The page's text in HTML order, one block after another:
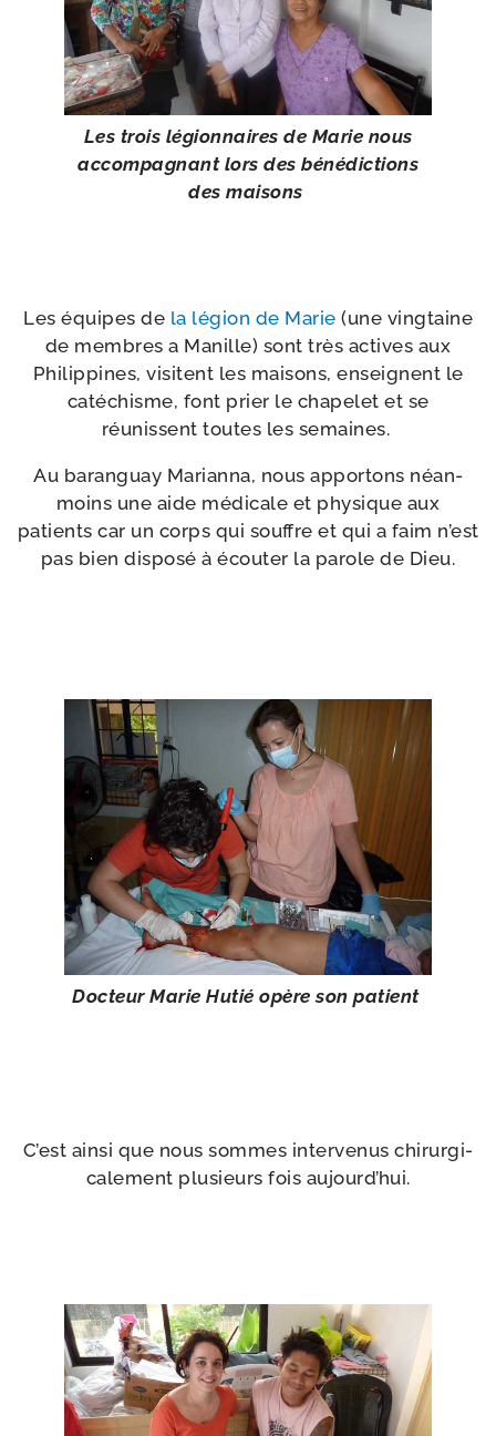
Les trois légion­naires de Marie nous
accom­pa­gnant lors des béné­dic­tions
des maisons
Les équipes de la légion de Marie (une ving­taine
de membres a Manille) sont très actives aux
Philippines, visitent les mai­sons, enseignent le
caté­chisme, font prier le cha­pe­let et se
réunissent toutes les semaines.
Au baran­guay Marianna, nous appor­tons néan­
moins une aide médi­cale et phy­sique aux
patients car un corps qui souffre et qui a faim n’est
pas bien dis­po­sé à écou­ter la parole de Dieu.
Docteur Marie Hutié opère son patient
C’est ain­si que nous sommes inter­ve­nus chi­rur­gi­
ca­le­ment plu­sieurs fois aujourd’hui.